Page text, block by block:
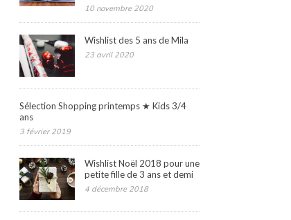
10 novembre 2020
Wishlist des 5 ans de Mila
23 avril 2020
Sélection Shopping printemps ★ Kids 3/4
ans
3 février 2019
Wishlist Noël 2018 pour une
petite fille de 3 ans et demi
4 décembre 2018